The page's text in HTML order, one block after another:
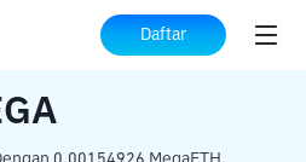
Daftar
ke MEGA